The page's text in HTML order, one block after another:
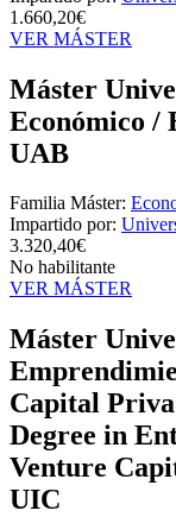
1.660,20€
VER MÁSTER
Máster
Económico /
UAB
Familia Máster:
Impartido por:
3.320,40€
No habilitante
VER MÁSTER
Máster
Capital
Degree in
Venture
UIC